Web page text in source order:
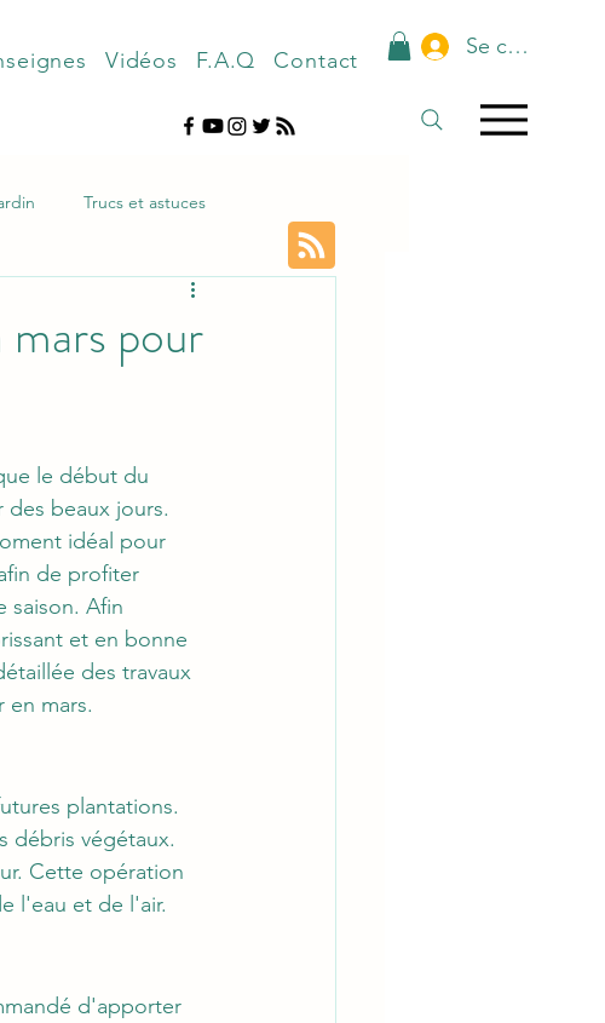
Vidéos F.A.Q Contact
Se connecter
Trucs et astuces
mars pour
le début du
beaux jours.
idéal pour
de profiter
saison. Afin
et en bonne
des travaux
en mars.
plantations.
débris végétaux.
Cette opération
l'eau et de l'air.
d'apporter